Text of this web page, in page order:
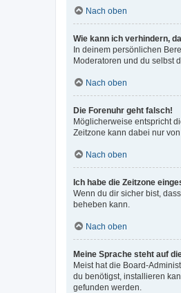
Nach oben
Wie kann ich verhindern,
In deinem persönlichen
Moderatoren und du selbst
Nach oben
Die Forenuhr geht falsch!
Möglicherweise entspricht
Zeitzone kann dabei nur
Nach oben
Ich habe die Zeitzone
Wenn du dir sicher bist,
beheben kann.
Nach oben
Meine Sprache steht auf
Meist hat die Board-
du benötigst, installieren
gefunden werden.